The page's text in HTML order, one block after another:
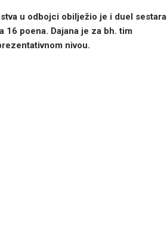
u odbojci obilježio je i duel sestara
16 poena. Dajana je za bh. tim
nivou.